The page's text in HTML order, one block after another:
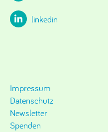
linkedin
Impressum
Datenschutz
Newsletter
Spenden